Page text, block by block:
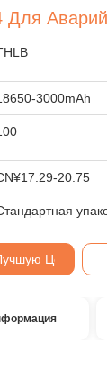
Для
3000mAh
20.75
Цену